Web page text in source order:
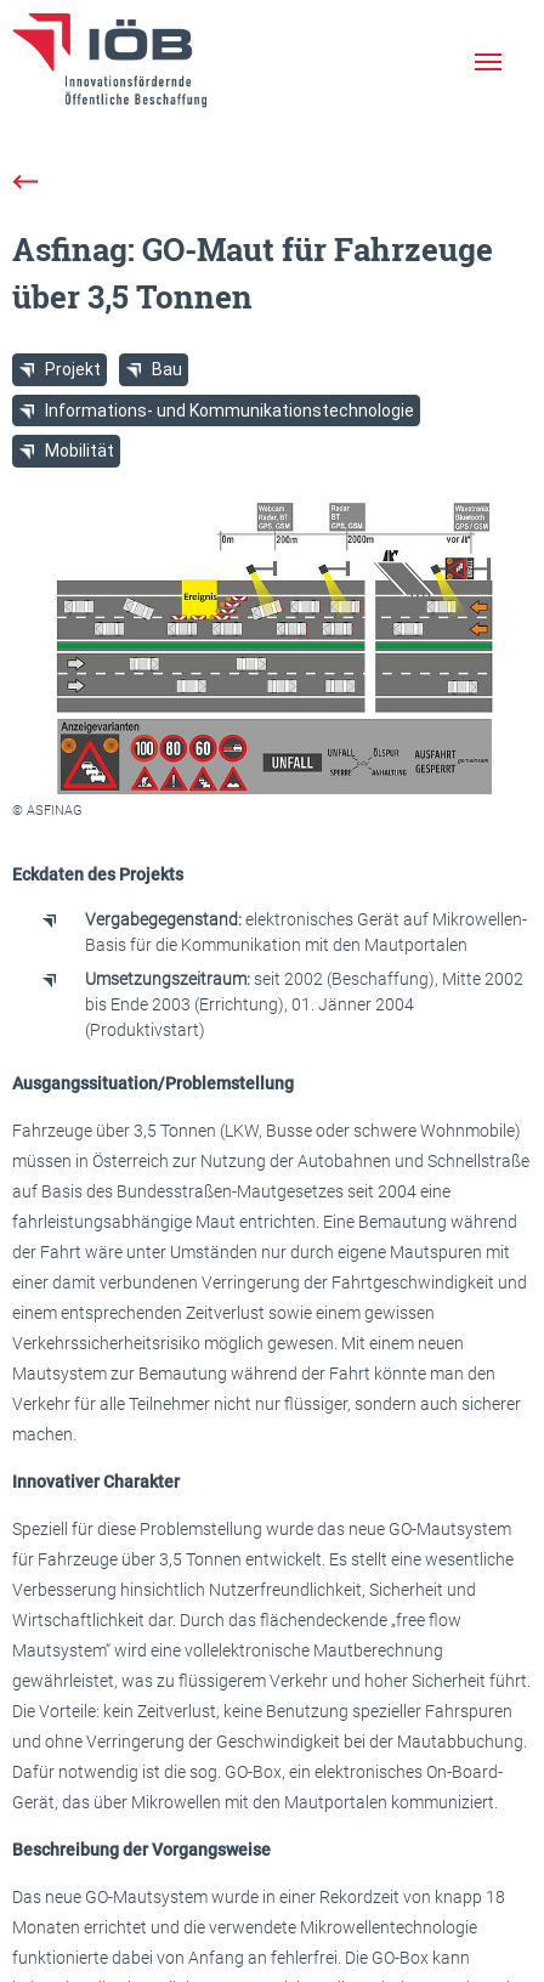
Erfolgreiche Projekte
Aktuelles
Veranstaltungen
En
Asfinag: GO-Maut für Fahrzeuge
über 3,5 Tonnen
Projekt Bau
Informations- und Kommunikationstechnologie
Mobilität
© ASFINAG
Eckdaten des Projekts
Vergabegegenstand:elektronisches Gerät auf Mikrowellen-
Basis für die Kommunikation mit den Mautportalen
Umsetzungszeitraum:seit 2002 (Beschaffung), Mitte 2002
bis Ende 2003 (Errichtung), 01. Jänner 2004
(Produktivstart)
Ausgangssituation/Problemstellung
Fahrzeuge über 3,5 Tonnen (LKW, Busse oder schwere Wohnmobile)
müssen in Österreich zur Nutzung der Autobahnen und Schnellstraße
auf Basis des Bundesstraßen-Mautgesetzes seit 2004 eine
fahrleistungsabhängige Maut entrichten. Eine Bemautung während
der Fahrt wäre unter Umständen nur durch eigene Mautspuren mit
einer damit verbundenen Verringerung der Fahrtgeschwindigkeit und
einem entsprechenden Zeitverlust sowie einem gewissen
Verkehrssicherheitsrisiko möglich gewesen. Mit einem neuen
Mautsystem zur Bemautung während der Fahrt könnte man den
Verkehr für alle Teilnehmer nicht nur flüssiger, sondern auch sicherer
machen.
Innovativer Charakter
Speziell für diese Problemstellung wurde das neue GO-Mautsystem
für Fahrzeuge über 3,5 Tonnen entwickelt. Es stellt eine wesentliche
Verbesserung hinsichtlich Nutzerfreundlichkeit, Sicherheit und
Wirtschaftlichkeit dar. Durch das flächendeckende „free flow
Mautsystem“ wird eine vollelektronische Mautberechnung
gewährleistet, was zu flüssigerem Verkehr und hoher Sicherheit führt.
Die Vorteile: kein Zeitverlust, keine Benutzung spezieller Fahrspuren
und ohne Verringerung der Geschwindigkeit bei der Mautabbuchung.
Dafür notwendig ist die sog. GO-Box, ein elektronisches On-Board-
Gerät, das über Mikrowellen mit den Mautportalen kommuniziert.
Beschreibung der Vorgangsweise
Das neue GO-Mautsystem wurde in einer Rekordzeit von knapp 18
Monaten errichtet und die verwendete Mikrowellentechnologie
funktionierte dabei von Anfang an fehlerfrei. Die GO-Box kann